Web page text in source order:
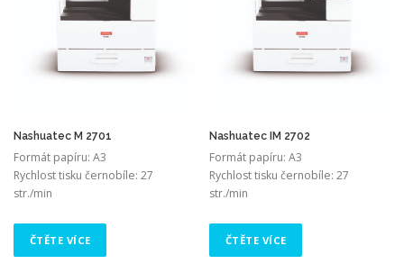
Nashuatec M 2701
Formát papíru: A3
Rychlost tisku černobíle: 27
str./min
ČTĚTE VÍCE
Nashuatec IM 2702
Formát papíru: A3
Rychlost tisku černobíle: 27
str./min
ČTĚTE VÍCE